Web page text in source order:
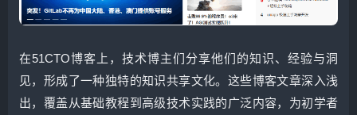
在51CTO博客上，技术博主们分享他们的知识、经验与洞
见，形成了一种独特的知识共享文化。这些博客文章深入浅
出，覆盖从基础教程到高级技术实践的广泛内容，为初学者